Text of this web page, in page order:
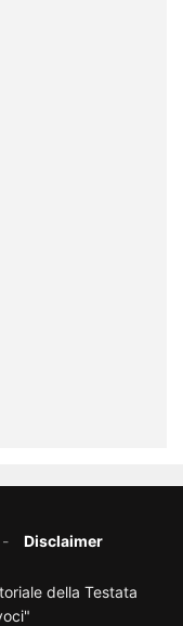
Disclaimer
della Testata